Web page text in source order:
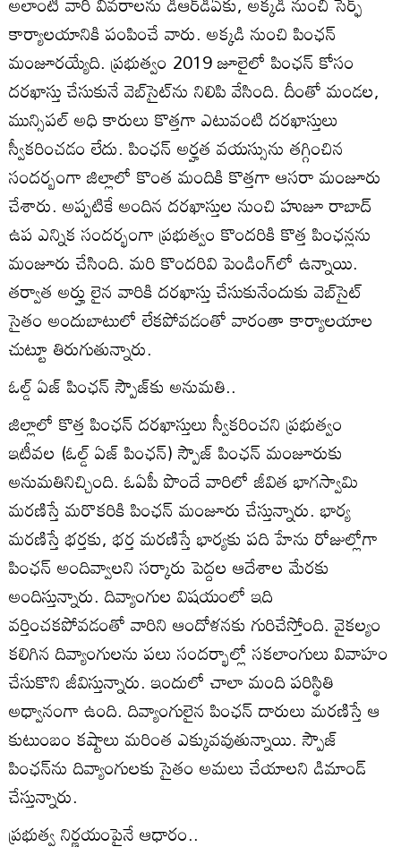
కార్యాలయానికి పంపించే వారు. అక్కడి నుంచి పింఛన్‌
మంజూరయ్యేది. ప్రభుత్వం 2019 జూలైలో పింఛన్‌ కోసం
దరఖాస్తు చేసుకునే వెబ్‌సైట్‌ను నిలిపి వేసింది. దీంతో మండల,
మున్సిపల్‌ అధి కారులు కొత్తగా ఎటువంటి దరఖాస్తులు
స్వీకరించడం లేదు. పింఛన్‌ అర్హత వయస్సును తగ్గించిన
సందర్బంగా జిల్లాలో కొంత మందికి కొత్తగా ఆసరా మంజూరు
చేశారు. అప్పటికే అందిన దరఖాస్తుల నుంచి హుజూ రాబాద్‌
ఉప ఎన్నిక సందర్భంగా ప్రభుత్వం కొందరికి కొత్త పింఛన్లను
మంజూరు చేసింది. మరి కొందరివి పెండింగ్‌లో ఉన్నాయి.
తర్వాత అర్హు లైన వారికి దరఖాస్తు చేసుకునేందుకు వెబ్‌సైట్‌
సైతం అందుబాటులో లేకపోవడంతో వారంతా కార్యాలయాల
చుట్టూ తిరుగుతున్నారు.
ఓల్డ్‌ ఏజ్‌ పింఛన్‌ స్పౌజ్‌కు అనుమతి..
జిల్లాలో కొత్త పింఛన్‌ దరఖాస్తులు స్వీకరించని ప్రభుత్వం
ఇటీవల (ఓల్డ్‌ ఏజ్‌ పింఛన్‌) స్పౌజ్‌ పింఛన్‌ మంజూరుకు
అనుమతినిచ్చింది. ఓఏపీ పొందే వారిలో జీవిత భాగస్వామి
మరణిస్తే మరొకరికి పింఛన్‌ మంజూరు చేస్తున్నారు. భార్య
మరణిస్తే భర్తకు, భర్త మరణిస్తే భార్యకు పది హేను రోజుల్లోగా
పింఛన్‌ అందివ్వాలని సర్కారు పెద్దల ఆదేశాల మేరకు
అందిస్తున్నారు. దివ్యాంగుల విషయంలో ఇది
వర్తించకపోవడంతో వారిని ఆందోళనకు గురిచేస్తోంది. వైకల్యం
కలిగిన దివ్యాంగులను పలు సందర్భాల్లో సకలాంగులు వివాహం
చేసుకొని జీవిస్తున్నారు. ఇందులో చాలా మంది పరిస్థితి
అధ్వానంగా ఉంది. దివ్యాంగులైన పింఛన్‌ దారులు మరణిస్తే ఆ
కుటుంబం కష్టాలు మరింత ఎక్కువవుతున్నాయి. స్పౌజ్‌
పింఛన్‌ను దివ్యాంగులకు సైతం అమలు చేయాలని డిమాండ్‌
చేస్తున్నారు.
ప్రభుత్వ నిర్ణయంపైనే ఆధారం..